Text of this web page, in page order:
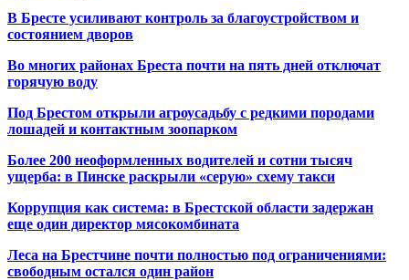
В Бресте усиливают контроль за благоустройством и
состоянием дворов
Во многих районах Бреста почти на пять дней отключат
горячую воду
Под Брестом открыли агроусадьбу с редкими породами
лошадей и контактным зоопарком
Более 200 неоформленных водителей и сотни тысяч
ущерба: в Пинске раскрыли «серую» схему такси
Коррупция как система: в Брестской области задержан
еще один директор мясокомбината
Леса на Брестчине почти полностью под ограничениями:
свободным остался один район